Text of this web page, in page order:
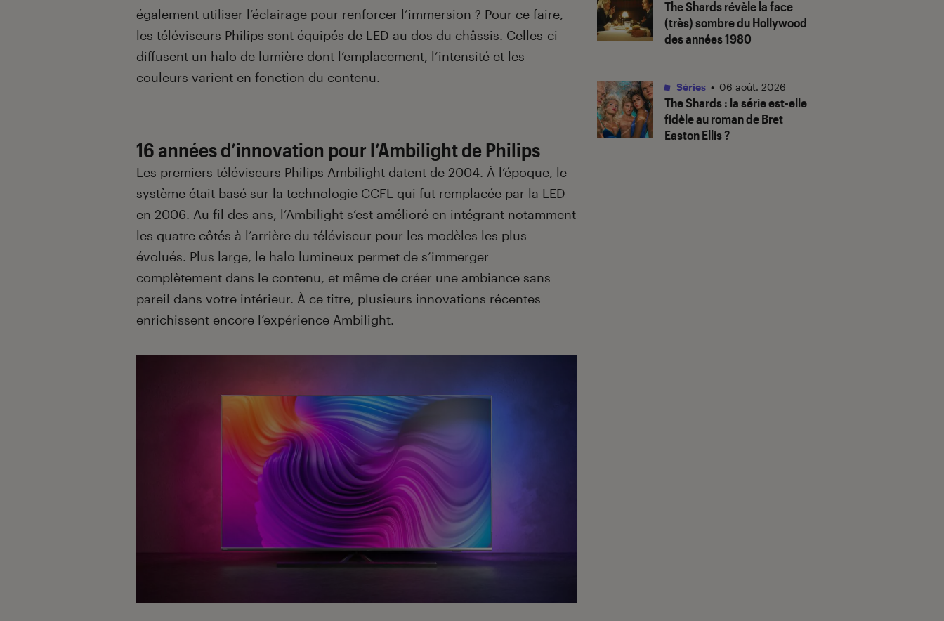
également utiliser l’éclairage pour renforcer l’immersion ? Pour ce faire,
les téléviseurs Philips sont équipés de LED au dos du châssis. Celles-ci
diffusent un halo de lumière dont l’emplacement, l’intensité et les
couleurs varient en fonction du contenu.
16 années d’innovation pour l’Ambilight de Philips
Les premiers téléviseurs Philips Ambilight datent de 2004. À l’époque, le
système était basé sur la technologie CCFL qui fut remplacée par la LED
en 2006. Au fil des ans, l’Ambilight s’est amélioré en intégrant notamment
les quatre côtés à l’arrière du téléviseur pour les modèles les plus
évolués. Plus large, le halo lumineux permet de s’immerger
complètement dans le contenu, et même de créer une ambiance sans
pareil dans votre intérieur. À ce titre, plusieurs innovations récentes
enrichissent encore l’expérience Ambilight.
The Shardsrévèle la face
(très) sombre du Hollywood
des années 1980
The Shards: la série est-elle
fidèle au roman de Bret
Easton Ellis ?
Séries • 06 août. 2026